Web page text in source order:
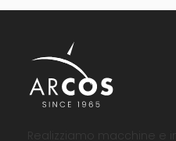
Realizziamo macchine e